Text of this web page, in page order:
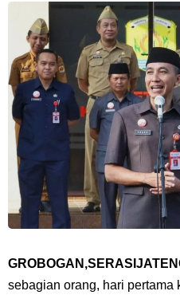
sebagian orang, hari pertama